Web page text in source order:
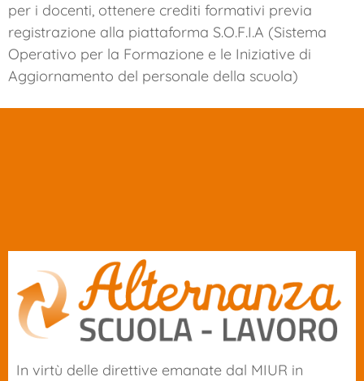
per i docenti, ottenere crediti formativi previa
registrazione alla piattaforma S.O.F.I.A (Sistema
Operativo per la Formazione e le Iniziative di
Aggiornamento del personale della scuola)
In virtù delle direttive emanate dal MIUR in